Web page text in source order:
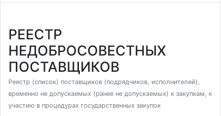
РЕЕСТР
НЕДОБРОСОВЕСТНЫХ
ПОСТАВЩИКОВ
Реестр (список) поставщиков (подрядчиков, исполнителей),
временно не допускаемых (ранее не допускаемых) к закупкам, к
участию в процедурах государственных закупок